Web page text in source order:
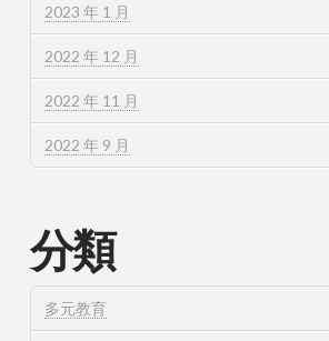
2023 年 1 月
2022 年 12 月
2022 年 11 月
2022 年 9 月
分類
多元教育